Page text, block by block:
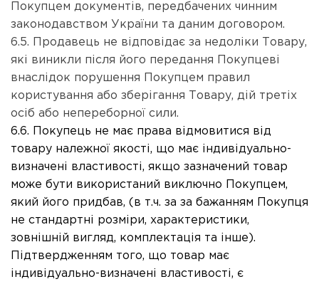
Покупцем документів, передбачених чинним
законодавством України та даним договором.
6.5. Продавець не відповідає за недоліки Товару,
які виникли після його передання Покупцеві
внаслідок порушення Покупцем правил
користування або зберігання Товару, дій третіх
осіб або непереборної сили.
6.6. Покупець не має права відмовитися від
товару належної якості, що має індивідуально-
визначені властивості, якщо зазначений товар
може бути використаний виключно Покупцем,
який його придбав, (в т.ч. за за бажанням Покупця
не стандартні розміри, характеристики,
зовнішній вигляд, комплектація та інше).
Підтвердженням того, що товар має
індивідуально-визначені властивості, є